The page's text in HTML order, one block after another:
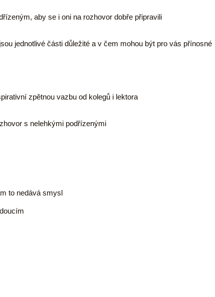
aby se i oni na rozhovor dobře připravili
jednotlivé části důležité a v čem mohou být pro vás přínosné
zpětnou vazbu od kolegů i lektora
s nelehkými podřízenými
to nedává smysl